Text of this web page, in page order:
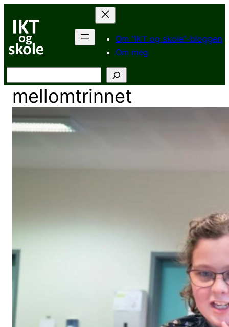
innhold
Om “IKT og skole”-bloggen
Om meg
mellomtrinnet